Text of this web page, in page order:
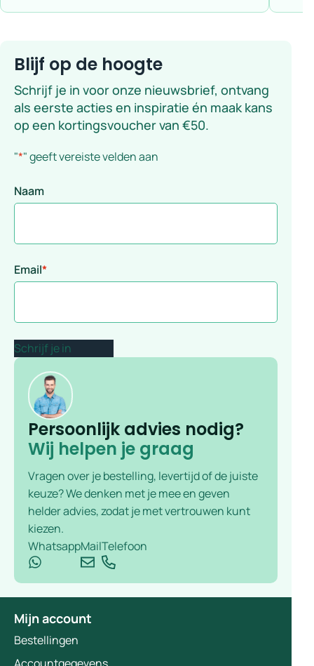
Blijf op de hoogte
Schrijf je in voor onze nieuwsbrief, ontvang
als eerste acties en inspiratie én maak kans
op een kortingsvoucher van €50.
"*" geeft vereiste velden aan
Naam
Email*
Persoonlijk advies nodig?
Wij helpen je graag
Vragen over je bestelling, levertijd of de juiste
keuze? We denken met je mee en geven
helder advies, zodat je met vertrouwen kunt
kiezen.
WhatsappMailTelefoon
Mijn account
Bestellingen